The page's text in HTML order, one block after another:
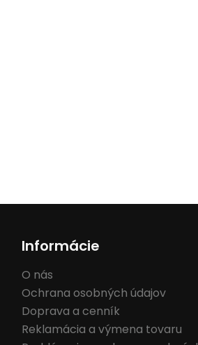
Informácie
O nás
Ochrana osobných údajov
Doprava a cenník
Reklamácia a výmena tovaru